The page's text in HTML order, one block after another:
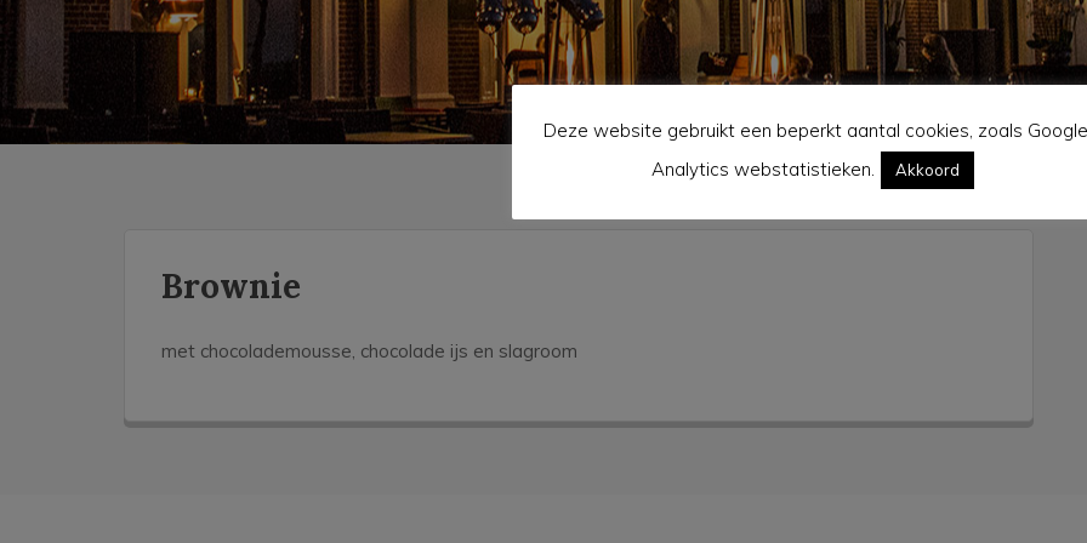
Brownie
met chocolademousse, chocolade ijs en slagroom
Deze website gebruikt een beperkt aantal cookies, zoals Google
Analytics webstatistieken.
Akkoord